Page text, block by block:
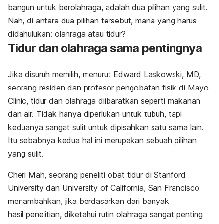
bangun untuk berolahraga, adalah dua pilihan yang sulit.
Nah, di antara dua pilihan tersebut, mana yang harus
didahulukan: olahraga atau tidur?
Tidur dan olahraga sama pentingnya
Jika disuruh memilih, menurut Edward Laskowski, MD,
seorang residen dan profesor pengobatan fisik di Mayo
Clinic, tidur dan olahraga diibaratkan seperti makanan
dan air. Tidak hanya diperlukan untuk tubuh, tapi
keduanya sangat sulit untuk dipisahkan satu sama lain.
Itu sebabnya kedua hal ini merupakan sebuah pilihan
yang sulit.
Cheri Mah, seorang peneliti obat tidur di Stanford
University dan University of California, San Francisco
menambahkan, jika berdasarkan dari banyak
hasil penelitian, diketahui rutin olahraga sangat penting